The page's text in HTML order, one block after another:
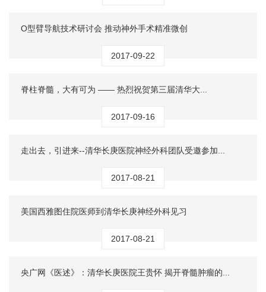
O型臂导航技术研讨会 推动神外手术精准微创
2017-09-22
脊柱脊髓，大有可为 —— 热烈祝贺第三届清华大...
2017-09-16
走出去，引进来--清华长庚医院神经外科团队受邀参加...
2017-08-21
美国西雅图住院医师到清华长庚神经外科见习
2017-08-21
央广网《医述》：清华长庚医院王贵怀 揭开脊髓肿瘤的...